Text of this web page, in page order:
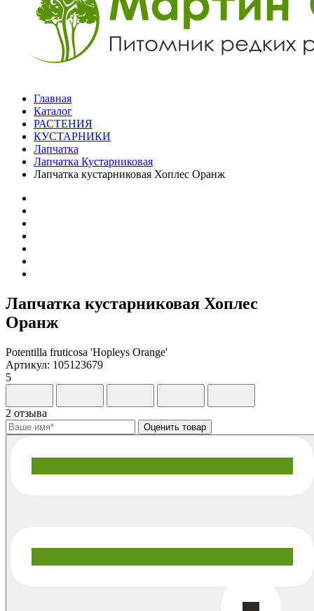
Главная
Каталог
РАСТЕНИЯ
КУСТАРНИКИ
Лапчатка
Лапчатка Кустарниковая
Лапчатка кустарниковая Хоплес Оранж
Лапчатка кустарниковая Хоплес
Оранж
Potentilla fruticosa 'Hopleys Orange'
Артикул: 105123679
5
2 отзыва